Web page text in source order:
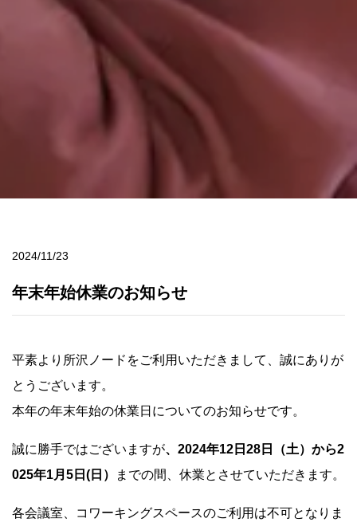
2024/11/23
年末年始休業のお知らせ
平素より所沢ノードをご利用いただきまして、誠にありが
とうございます。
本年の年末年始の休業日についてのお知らせです。
誠に勝手ではございますが、2024年12日28日（土）から2
025年1月5日(日）
までの間、休業とさせていただきます。
各会議室、コワーキングスペースのご利用は不可となりま